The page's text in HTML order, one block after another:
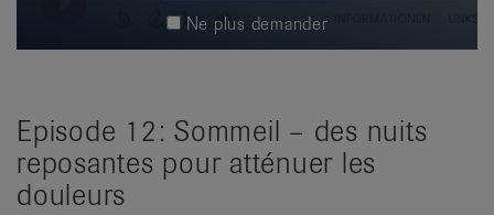
Ne plus demander
Episode 12: Sommeil – des nuits
reposantes pour atténuer les
douleurs